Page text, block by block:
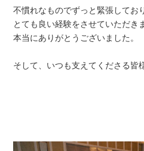
不慣れなものでずっと緊張してお
とても良い経験をさせていただき
本当にありがとうございました。
そして、いつも支えてくださる